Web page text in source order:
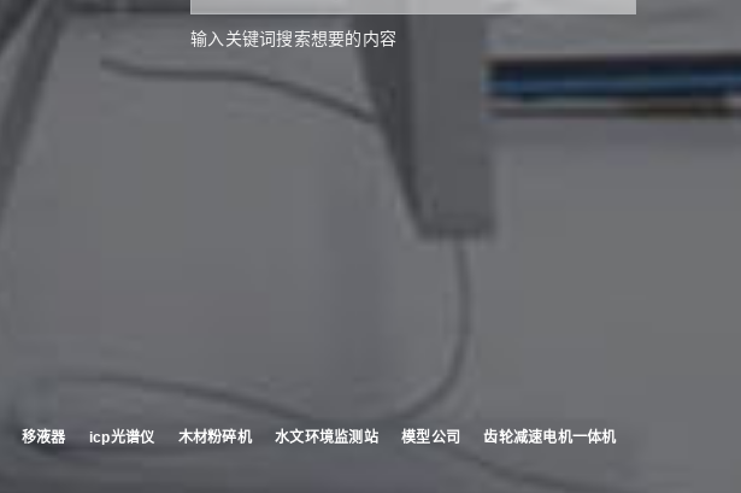
输入关键词搜索想要的内容
移液器 icp光谱仪 木材粉碎机 水文环境监测站 模型公司
齿轮减速电机一体机